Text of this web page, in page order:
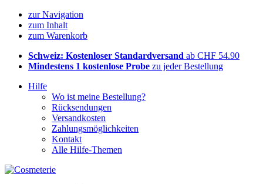
zur Navigation
zum Inhalt
zum Warenkorb
Schweiz: Kostenloser Standardversand ab CHF 54.90
Mindestens 1 kostenlose Probe zu jeder Bestellung
Hilfe
Wo ist meine Bestellung?
Rücksendungen
Versandkosten
Zahlungsmöglichkeiten
Kontakt
Alle Hilfe-Themen